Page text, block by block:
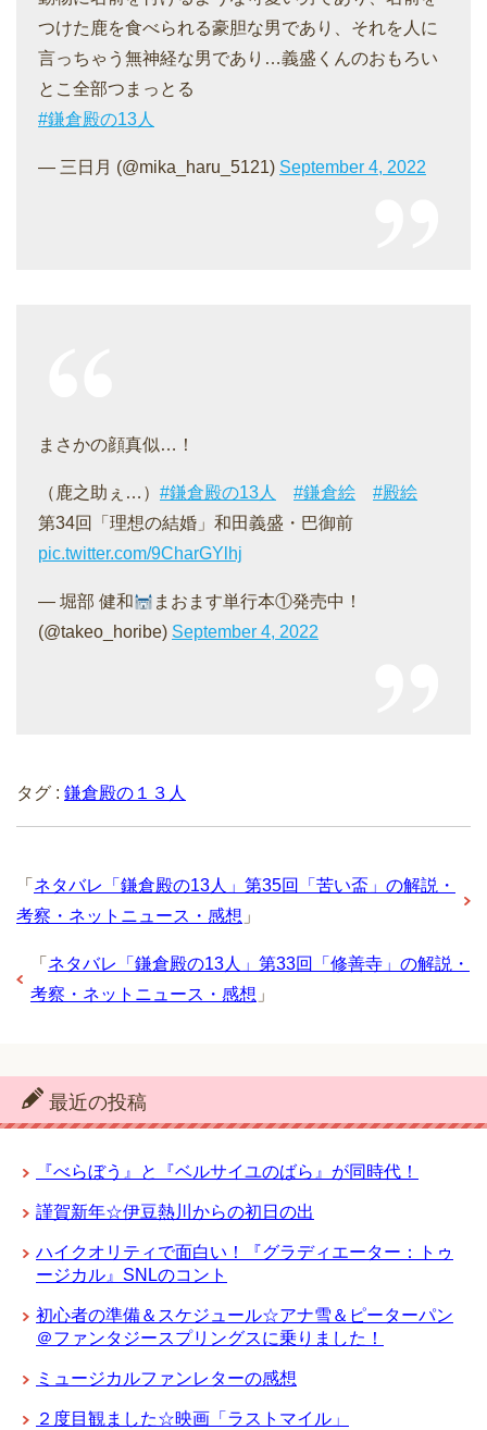
つけた鹿を食べられる豪胆な男であり、それを人に
言っちゃう無神経な男であり…義盛くんのおもろい
とこ全部つまっとる
#鎌倉殿の13人
— 三日月 (@mika_haru_5121) September 4, 2022
まさかの顔真似…！
（鹿之助ぇ…） #鎌倉殿の13人 #鎌倉絵
#殿絵
第34回「理想の結婚」和田義盛・巴御前
pic.twitter.com/9CharGYlhj
— 堀部 健和
まおます単行本①発売中！
(@takeo_horibe) September 4, 2022
タグ : 鎌倉殿の１３人
「 ネタバレ「鎌倉殿の13人」第35回「苦い盃」の解説・
考察・ネットニュース・感想 」
「 ネタバレ「鎌倉殿の13人」第33回「修善寺」の解説・
考察・ネットニュース・感想 」
最近の投稿
『べらぼう』と『ベルサイユのばら』が同時代！
謹賀新年☆伊豆熱川からの初日の出
ハイクオリティで面白い！『グラディエーター：トゥ
ージカル』SNLのコント
初心者の準備＆スケジュール☆アナ雪＆ピーターパン
＠ファンタジースプリングスに乗りました！
ミュージカルファンレターの感想
２度目観ました☆映画「ラストマイル」